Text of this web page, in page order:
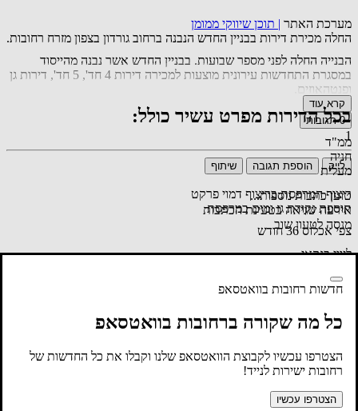
מערכת האתר | תוכן שיווקי ממומן
החלה מכירת דירות בבניין החדש הנבנה ברחוב גורדון בצפון מזרח רחובות.
הבנייה החלה לפני מספר שבועות. בבניין החדש אשר נבנה מהייסוד
במסגרת התחדשות עירונית מוצעות למכירה דירות 4 חד', 5 חד', דירות גן
ופנטהאוזים.
בכל הדירות מפרט עשיר כולל:
ממ"ד
חניה
מעלית
ריצוף המרפסת בריצוף דמוי פרקט
תוספת נקודת גז ומים במרפסת
צפי אכלוס 36 חודש
ליווי בנקאי
לפרטים:
0738092334
הטבה ייחודית למכירת הפריסייל:
קרא עוד
0תגובות
1
לייק הוספת תגובה שיתוף
טוען כתבות נוספות...
אירעה שגיאה בטעינת הכתבות
מנסה לטעון שוב
חדשות רחובות בוואטסאפ
כל מה שקורה ברחובות בוואטסאפ
הצטרפו עכשיו לקבוצת הוואטסאפ שלנו וקבלו את כל החדשות של
רחובות ישירות לנייד!
הצטרפו עכשיו